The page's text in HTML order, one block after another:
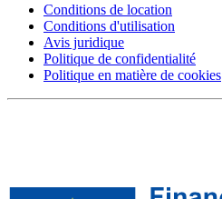
Conditions de location
Conditions d'utilisation
Avis juridique
Politique de confidentialité
Politique en matière de cookies